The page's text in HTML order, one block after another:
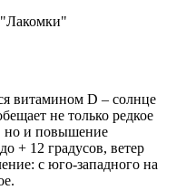
витамином D – солнце
не только редкое
но и повышение
+ 12 градусов, ветер
с юго-западного на